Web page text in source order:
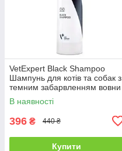
VetExpert Black Shampoo
Шампунь для котів та собак з
темним забарвленням вовни
- 250 мл
В наявності
396 ₴ 440 ₴
Купити